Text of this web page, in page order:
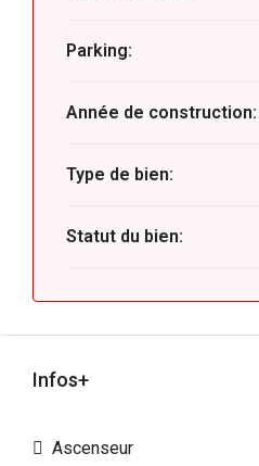
Parking:
Année de construction:
Type de bien:
Statut du bien:
Infos+
Ascenseur